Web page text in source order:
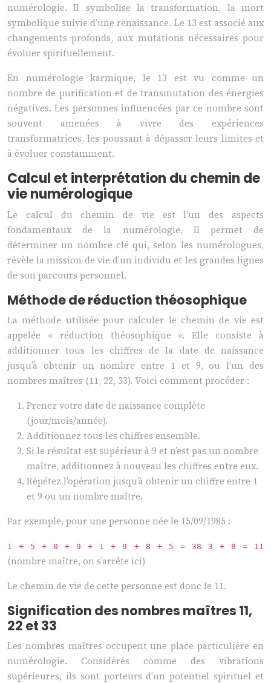
numérologie. Il symbolise la transformation, la mort
symbolique suivie d’une renaissance. Le 13 est associé aux
changements profonds, aux mutations nécessaires pour
évoluer spirituellement.
En numérologie karmique, le 13 est vu comme un
nombre de purification et de transmutation des énergies
négatives. Les personnes influencées par ce nombre sont
souvent amenées à vivre des expériences
transformatrices, les poussant à dépasser leurs limites et
à évoluer constamment.
Calcul et interprétation du chemin de
vie numérologique
Le calcul du chemin de vie est l’un des aspects
fondamentaux de la numérologie. Il permet de
déterminer un nombre clé qui, selon les numérologues,
révèle la mission de vie d’un individu et les grandes lignes
de son parcours personnel.
Méthode de réduction théosophique
La méthode utilisée pour calculer le chemin de vie est
appelée « réduction théosophique ». Elle consiste à
additionner tous les chiffres de la date de naissance
jusqu’à obtenir un nombre entre 1 et 9, ou l’un des
nombres maîtres (11, 22, 33). Voici comment procéder :
Prenez votre date de naissance complète
(jour/mois/année).
Additionnez tous les chiffres ensemble.
Si le résultat est supérieur à 9 et n’est pas un nombre
maître, additionnez à nouveau les chiffres entre eux.
Répétez l’opération jusqu’à obtenir un chiffre entre 1
et 9 ou un nombre maître.
Par exemple, pour une personne née le 15/09/1985 :
1 + 5 + 0 + 9 + 1 + 9 + 8 + 5 = 38 3 + 8 = 11
(nombre maître, on s’arrête ici)
Le chemin de vie de cette personne est donc le 11.
Signification des nombres maîtres 11,
22 et 33
Les nombres maîtres occupent une place particulière en
numérologie. Considérés comme des vibrations
supérieures, ils sont porteurs d’un potentiel spirituel et